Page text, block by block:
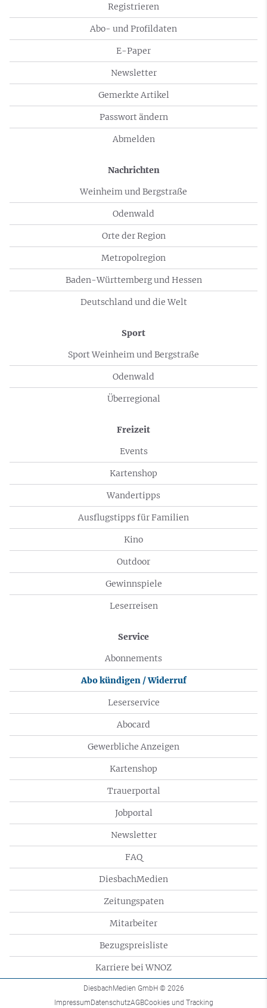
Registrieren
Abo- und Profildaten
E-Paper
Newsletter
Gemerkte Artikel
Passwort ändern
Abmelden
Nachrichten
Weinheim und Bergstraße
Odenwald
Orte der Region
Metropolregion
Baden-Württemberg und Hessen
Deutschland und die Welt
Sport
Sport Weinheim und Bergstraße
Odenwald
Überregional
Freizeit
Events
Kartenshop
Wandertipps
Ausflugstipps für Familien
Kino
Outdoor
Gewinnspiele
Leserreisen
Service
Abonnements
Abo kündigen / Widerruf
Leserservice
Abocard
Gewerbliche Anzeigen
Kartenshop
Trauerportal
Jobportal
Newsletter
FAQ
DiesbachMedien
Zeitungspaten
Mitarbeiter
Bezugspreisliste
Karriere bei WNOZ
DiesbachMedien GmbH © 2026
ImpressumDatenschutzAGBCookies und Tracking